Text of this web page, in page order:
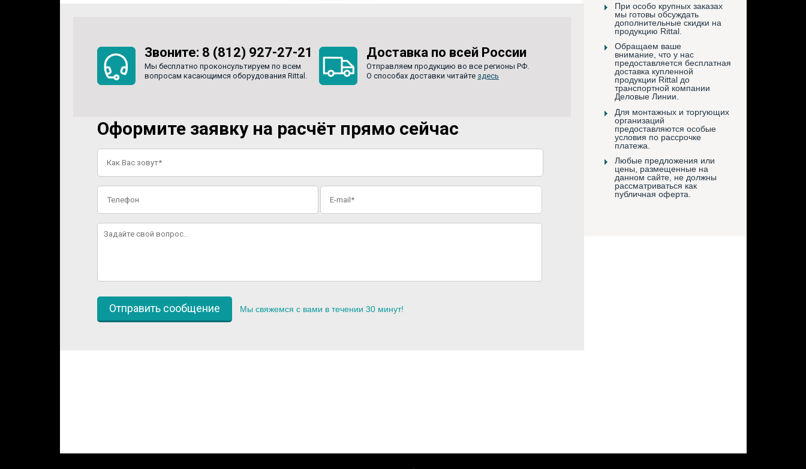
При особо крупных заказах
мы готовы обсуждать
дополнительные скидки на
продукцию Rittal.
Обращаем ваше
внимание, что у нас
предоставляется бесплатная
доставка купленной
продукции Rittal до
транспортной компании
Деловые Линии.
Для монтажных и торгующих
организаций
предоставляются особые
условия по рассрочке
платежа.
Любые предложения или
цены, размещенные на
данном сайте, не должны
рассматриваться как
публичная оферта.
Звоните: 8 (812) 927-27-21
Мы бесплатно проконсультируем по всем
вопросам касающимся оборудования Rittal.
Доставка по всей России
Отправляем продукцию во все регионы РФ.
О способах доставки читайте здесь
Оформите заявку на расчёт прямо сейчас
Мы свяжемся с вами в течении 30 минут!